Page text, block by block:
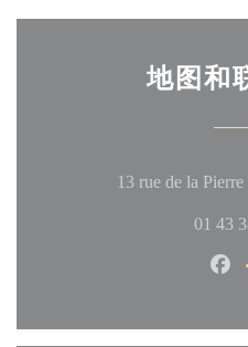
地图和
13 rue de la
01 43